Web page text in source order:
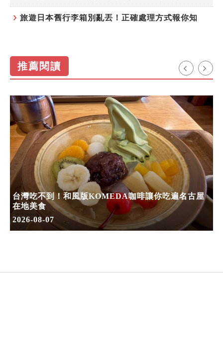
旅遊日本舊行李箱別亂丟！正確處理方式報你知
推薦閱讀
台灣吃不到！和風版KOMEDA咖啡讓你吃遍名古屋
在地美食
2026-08-07